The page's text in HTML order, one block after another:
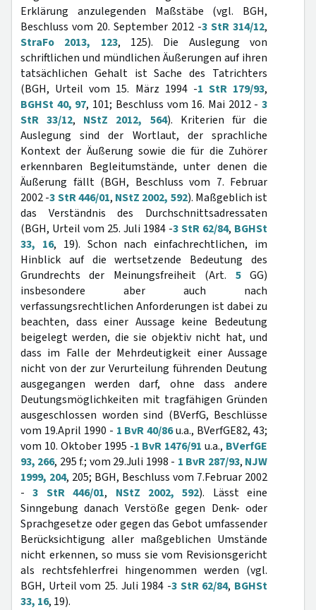
Erklärung anzulegenden Maßstäbe (vgl. BGH,
Beschluss vom 20. September 2012 -3 StR 314/12,
StraFo 2013, 123, 125). Die Auslegung von
schriftlichen und mündlichen Äußerungen auf ihren
tatsächlichen Gehalt ist Sache des Tatrichters
(BGH, Urteil vom 15. März 1994 -1 StR 179/93,
BGHSt 40, 97, 101; Beschluss vom 16. Mai 2012 -3
StR 33/12, NStZ 2012, 564). Kriterien für die
Auslegung sind der Wortlaut, der sprachliche
Kontext der Äußerung sowie die für die Zuhörer
erkennbaren Begleitumstände, unter denen die
Äußerung fällt (BGH, Beschluss vom 7. Februar
2002 -3 StR 446/01, NStZ 2002, 592). Maßgeblich ist
das Verständnis des Durchschnittsadressaten
(BGH, Urteil vom 25. Juli 1984 -3 StR 62/84, BGHSt
33, 16, 19). Schon nach einfachrechtlichen, im
Hinblick auf die wertsetzende Bedeutung des
Grundrechts der Meinungsfreiheit (Art. 5GG)
insbesondere aber auch nach
verfassungsrechtlichen Anforderungen ist dabei zu
beachten, dass einer Aussage keine Bedeutung
beigelegt werden, die sie objektiv nicht hat, und
dass im Falle der Mehrdeutigkeit einer Aussage
nicht von der zur Verurteilung führenden Deutung
ausgegangen werden darf, ohne dass andere
Deutungsmöglichkeiten mit tragfähigen Gründen
ausgeschlossen worden sind (BVerfG, Beschlüsse
vom 19.April 1990 - 1 BvR 40/86u.a., BVerfGE82, 43;
vom 10. Oktober 1995 -1 BvR 1476/91 u.a., BVerfGE
93, 266, 295 f.; vom 29.Juli 1998 - 1 BvR 287/93, NJW
1999, 204, 205; BGH, Beschluss vom 7.Februar 2002
-3 StR 446/01, NStZ 2002, 592). Lässt eine
Sinngebung danach Verstöße gegen Denk- oder
Sprachgesetze oder gegen das Gebot umfassender
Berücksichtigung aller maßgeblichen Umstände
nicht erkennen, so muss sie vom Revisionsgericht
als rechtsfehlerfrei hingenommen werden (vgl.
BGH, Urteil vom 25. Juli 1984 -3 StR 62/84, BGHSt
33, 16, 19).